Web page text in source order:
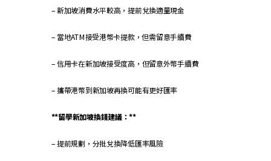
– 新加坡消費水平較高，提前兌換適量現金
– 當地ATM接受港幣卡提款，但需留意手續費
– 信用卡在新加坡接受度高，但留意外幣手續費
– 攜帶港幣到新加坡再換可能有更好匯率
**留學新加坡換錢建議：**
– 提前規劃，分批兌換降低匯率風險